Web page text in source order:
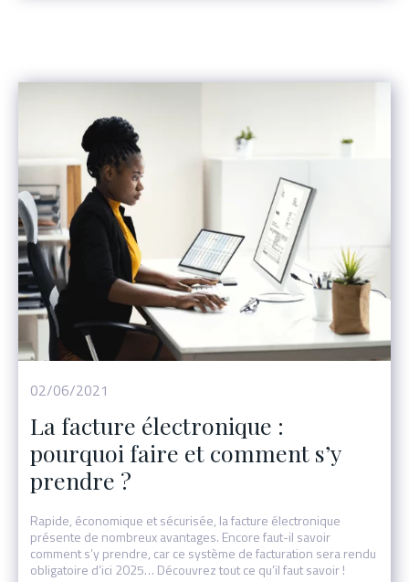
Événement
02/06/2021
La facture électronique :
pourquoi faire et comment s’y
prendre ?
Rapide, économique et sécurisée, la facture électronique
présente de nombreux avantages. Encore faut-il savoir
comment s’y prendre, car ce système de facturation sera rendu
obligatoire d’ici 2025… Découvrez tout ce qu’il faut savoir !